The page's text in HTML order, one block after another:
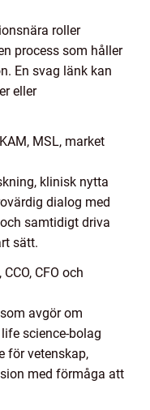
roller
process som håller
En svag länk kan
eller
MSL, market
klinisk nytta
dialog med
samtidigt driva
sätt.
CFO och
avgör om
science-bolag
för vetenskap,
med förmåga att